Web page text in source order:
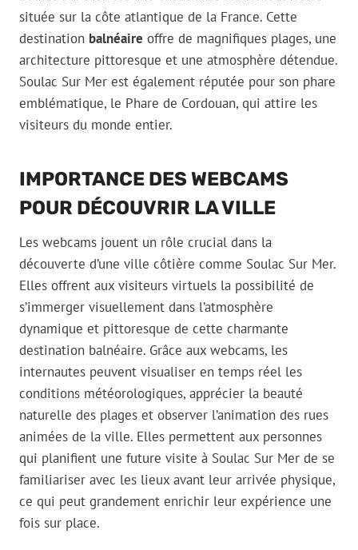
située sur la côte atlantique de la France. Cette
destination balnéaire offre de magnifiques plages, une
architecture pittoresque et une atmosphère détendue.
Soulac Sur Mer est également réputée pour son phare
emblématique, le Phare de Cordouan, qui attire les
visiteurs du monde entier.
IMPORTANCE DES WEBCAMS
POUR DÉCOUVRIR LA VILLE
Les webcams jouent un rôle crucial dans la
découverte d’une ville côtière comme Soulac Sur Mer.
Elles offrent aux visiteurs virtuels la possibilité de
s’immerger visuellement dans l’atmosphère
dynamique et pittoresque de cette charmante
destination balnéaire. Grâce aux webcams, les
internautes peuvent visualiser en temps réel les
conditions météorologiques, apprécier la beauté
naturelle des plages et observer l’animation des rues
animées de la ville. Elles permettent aux personnes
qui planifient une future visite à Soulac Sur Mer de se
familiariser avec les lieux avant leur arrivée physique,
ce qui peut grandement enrichir leur expérience une
fois sur place.